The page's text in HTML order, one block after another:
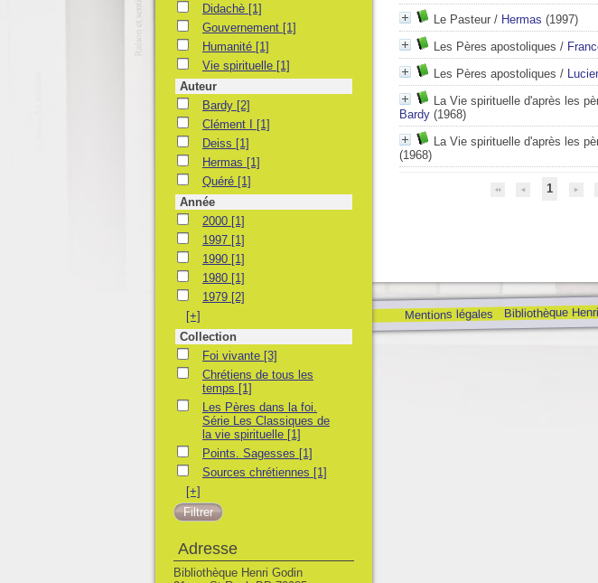
Le Pasteur / Hermas (1997)
Les Pères apostoliques /
Les Pères apostoliques /
La Vie spirituelle d'après les
Bardy (1968)
La Vie spirituelle d'après les
(1968)
1
Mentions légales Bibliothèque
DidachèDidachè [1]
Gouvernement
Gouvernement [1]
HumanitéHumanité [1]
Vie spirituelle
Vie spirituelle [1]
Auteur
BardyBardy [2]
Clément IClément I
[1]
DeissDeiss [1]
HermasHermas [1]
QuéréQuéré [1]
Année
2000 2000 [1]
1997 1997 [1]
1990 1990 [1]
1980 1980 [1]
1979 1979 [2]
[+]
Collection
Foi vivante
Foi vivante [3]
Chrétiens de tous les temps
Chrétiens de tous les
temps [1]
Les Pères dans la foi. Série Les Classiques de la vie spirituelle
Les Pères dans la foi.
Série Les Classiques de
la vie spirituelle [1]
Points. Sagesses
Points. Sagesses [1]
Sources chrétiennes
Sources chrétiennes [1]
[+]
Adresse
Bibliothèque Henri Godin